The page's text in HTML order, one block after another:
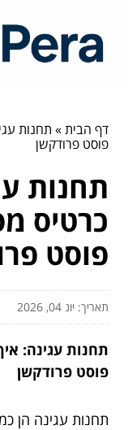
דף הבית» תחנות
פוסט פרודקשן
תחנות
כרטיס
פוסט
תאריך: יונ 04, 2026
תחנות עגינה:
פוסט פרודקשן
תחנות עגינה הן